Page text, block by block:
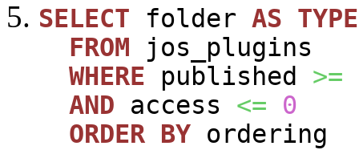
SELECT folder AS TYPE
FROM jos_plugins
WHERE published >=
AND access <=
0
ORDER BY ordering